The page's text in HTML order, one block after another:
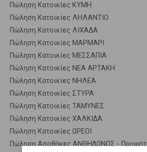
Πώληση Κατοικίες ΚΥΜΗ
Πώληση Κατοικίες ΛΗΛΑΝΤΙΟ
Πώληση Κατοικίες ΛΙΧΑΔΑ
Πώληση Κατοικίες ΜΑΡΜΑΡΙ
Πώληση Κατοικίες ΜΕΣΣΑΠΙΑ
Πώληση Κατοικίες ΝΕΑ ΑΡΤΑΚΗ
Πώληση Κατοικίες ΝΗΛΕΑ
Πώληση Κατοικίες ΣΤΥΡΑ
Πώληση Κατοικίες ΤΑΜΥΝΕΣ
Πώληση Κατοικίες ΧΑΛΚΙΔΑ
Πώληση Κατοικίες ΩΡΕΟΙ
Πώληση Αποθήκες ΑΝΘΗΔΩΝΟΣ -